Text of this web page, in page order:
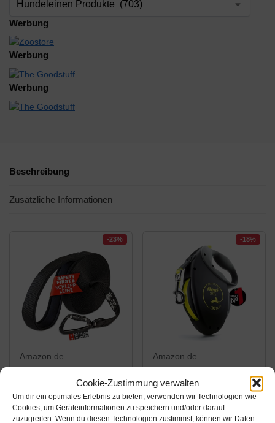
Cookie-Zustimmung verwalten
Um dir ein optimales Erlebnis zu bieten, verwenden wir Technologien wie
Cookies, um Geräteinformationen zu speichern und/oder darauf
zuzugreifen. Wenn du diesen Technologien zustimmst, können wir Daten
Werbung
Werbung
Werbung
Beschreibung
Zusätzliche Informationen
-23%
Amazon.de
25,94€
HUND IST KÖNIG®
Schleppleine für
-18%
Amazon.de
47,79€58,36€
flexi Giant Professional
L Gurt 10 m für Hunde